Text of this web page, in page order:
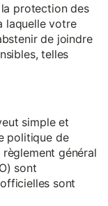
protection des
laquelle votre
de joindre
telles
simple et
politique de
général
sont
sont